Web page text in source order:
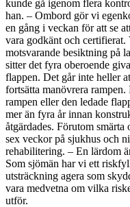
kunde gå igenom flera
han. – Ombord gör vi
en gång i veckan för att se
vara godkänt och certifierat.
motsvarande besiktning på
sitter det fyra oberoende
flappen. Det går inte heller
fortsätta manövrera
rampen eller den ledade
mer än fyra år innan
åtgärdades. Förutom smärta
sex veckor på sjukhus och
rehabilitering. – En lärdom
Som sjömän har vi ett
utsträckning agera som
vara medvetna om vilka
utför.